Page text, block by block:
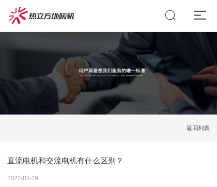
返回列表
直流电机和交流电机有什么区别？
2022-03-29